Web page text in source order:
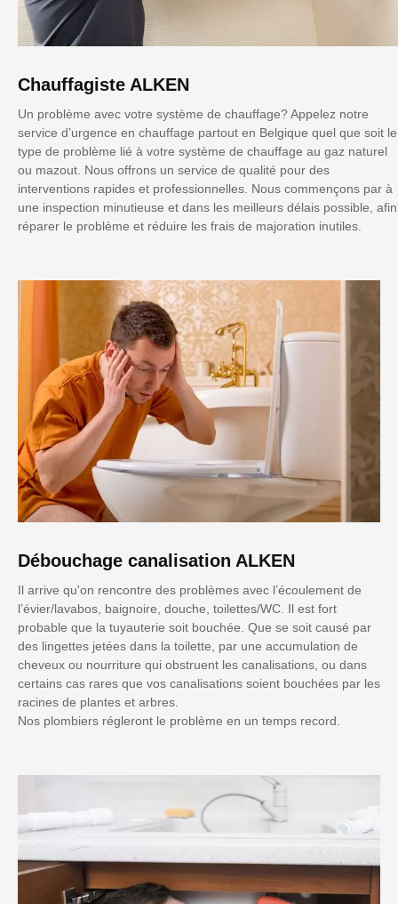
Chauffagiste ALKEN
Un problème avec votre système de chauffage? Appelez notre
service d’urgence en chauffage partout en Belgique quel que soit le
type de problème lié à votre système de chauffage au gaz naturel
ou mazout. Nous offrons un service de qualité pour des
interventions rapides et professionnelles. Nous commençons par à
une inspection minutieuse et dans les meilleurs délais possible, afin
réparer le problème et réduire les frais de majoration inutiles.
Débouchage canalisation ALKEN
Il arrive qu'on rencontre des problèmes avec l’écoulement de
l’évier/lavabos, baignoire, douche, toilettes/WC. Il est fort
probable que la tuyauterie soit bouchée. Que se soit causé par
des lingettes jetées dans la toilette, par une accumulation de
cheveux ou nourriture qui obstruent les canalisations, ou dans
certains cas rares que vos canalisations soient bouchées par les
racines de plantes et arbres.
Nos plombiers régleront le problème en un temps record.